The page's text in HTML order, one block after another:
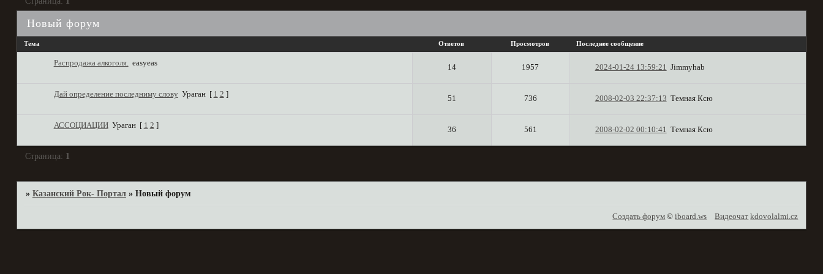
Новый форум
Тема Ответов Просмотров Последнее сообщение
Распродажа алкоголя. easyeas 14 1957 2024-01-24 13:59:21 Jimmyhab
Дай определение последниму слову Ураган [ 1 2 ] 51 736 2008-02-03 22:37:13 Темная Ксю
АССОЦИАЦИИ Ураган [ 1 2 ] 36 561 2008-02-02 00:10:41 Темная Ксю
Страница: 1
» Казанский Рок- Портал » Новый форум
Создать форум ©iboard.ws Видеочат kdovolalmi.cz